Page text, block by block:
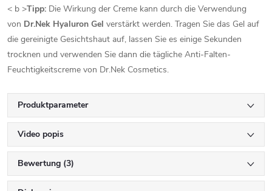
< b >Tipp: Die Wirkung der Creme kann durch die Verwendung
von Dr.Nek Hyaluron Gel verstärkt werden. Tragen Sie das Gel auf
die gereinigte Gesichtshaut auf, lassen Sie es einige Sekunden
trocknen und verwenden Sie dann die tägliche Anti-Falten-
Feuchtigkeitscreme von Dr.Nek Cosmetics.
Produktparameter
Video popis
Bewertung (3)